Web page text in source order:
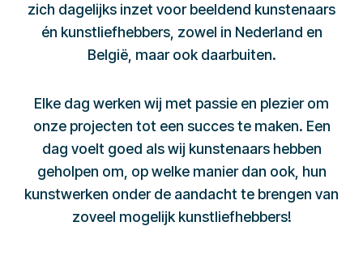
zich dagelijks inzet voor beeldend kunstenaars
én kunstliefhebbers, zowel in Nederland en
België, maar ook daarbuiten.
Elke dag werken wij met passie en plezier om
onze projecten tot een succes te maken. Een
dag voelt goed als wij kunstenaars hebben
geholpen om, op welke manier dan ook, hun
kunstwerken onder de aandacht te brengen van
zoveel mogelijk kunstliefhebbers!